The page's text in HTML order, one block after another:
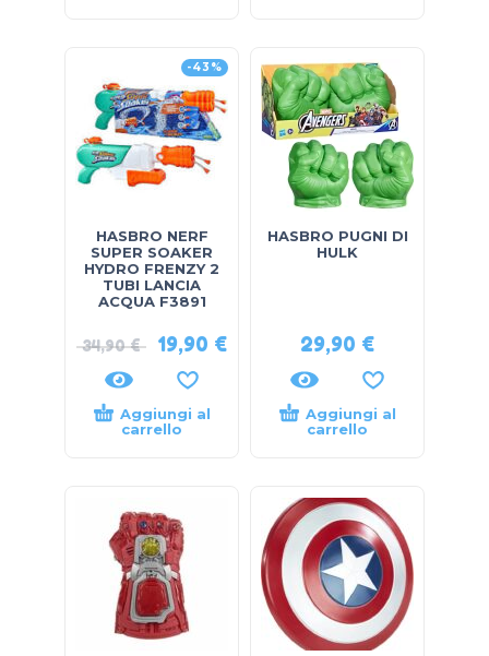
-43%
HASBRO NERF
SUPER SOAKER
HYDRO FRENZY 2
TUBI LANCIA
ACQUA F3891
34,90€ 19,90 €
Aggiungi al
carrello
HASBRO PUGNI DI
HULK
29,90 €
Aggiungi al
carrello